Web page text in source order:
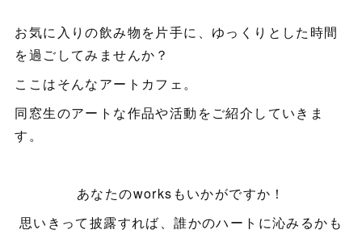
お気に入りの飲み物を片手に、ゆっくりとした時間
を過ごしてみませんか？
ここはそんなアートカフェ。
同窓生のアートな作品や活動をご紹介していきま
す。
あなたのworksもいかがですか！
思いきって披露すれば、誰かのハートに沁みるかも